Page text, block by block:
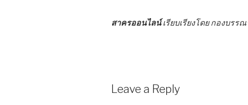
สาครออนไลน์เรียบเรียงโดย กองบรร
Leave a Reply